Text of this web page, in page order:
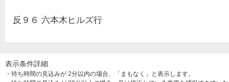
反９６ 六本木ヒルズ行
表示条件詳細
・待ち時間の見込みが 2分以内の場合、「まもなく」と表示します。